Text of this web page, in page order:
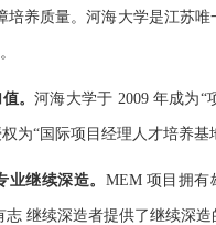
养质量。河海大学是江苏
。河海大学于 2009 年成为“
为“国际项目经理人才培养
继续深造。 MEM 项目拥有
继续深造者提供了继续深造